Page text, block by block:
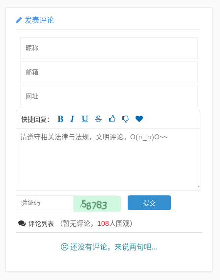
发表评论
快捷回复：
评论列表 （暂无评论， 108人围观）
还没有评论，来说两句吧...